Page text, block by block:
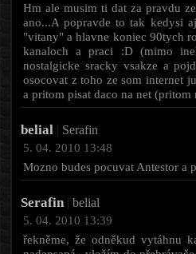
Hm ale musim ti dat za pravdu
ano...A popravde to tak kedysi
"vitany" a hlavne koniec 90tych
kanaloch a praci :D (mimo
nostalgicke sracky vsakze a
osocovat z toho ze som internet
a pritom pisat daco na net
belial | Serafin
5. 04. 2010 13:48
Mozno budes pocuvat Antestor a
Serafin | belial
5. 04. 2010 13:39
řekněme, že odněkud vytáhnu